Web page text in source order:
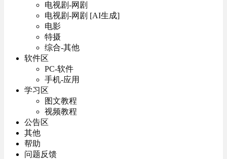
电视剧-网剧
电视剧-网剧 [AI生成]
电影
特摄
综合-其他
软件区
PC-软件
手机-应用
学习区
图文教程
视频教程
公告区
其他
帮助
问题反馈